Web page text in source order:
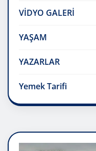
VİDYO GALERİ
YAŞAM
YAZARLAR
Yemek Tarifi